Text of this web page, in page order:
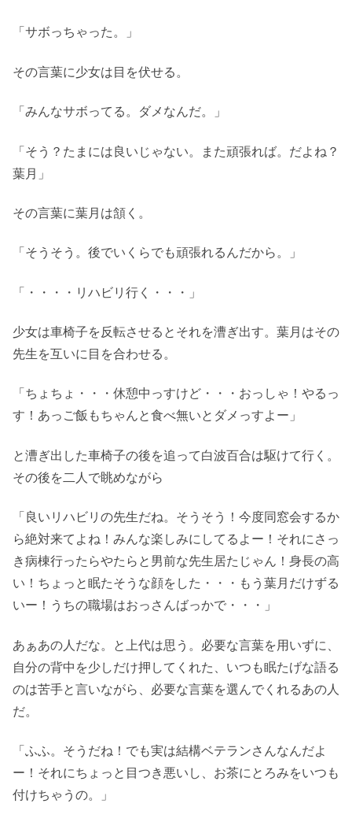
「サボっちゃった。」
その言葉に少女は目を伏せる。
「みんなサボってる。ダメなんだ。」
「そう？たまには良いじゃない。また頑張れば。だよね？
葉月」
その言葉に葉月は頷く。
「そうそう。後でいくらでも頑張れるんだから。」
「・・・・リハビリ行く・・・」
少女は車椅子を反転させるとそれを漕ぎ出す。葉月はその
先生を互いに目を合わせる。
「ちょちょ・・・休憩中っすけど・・・おっしゃ！やるっ
す！あっご飯もちゃんと食べ無いとダメっすよー」
と漕ぎ出した車椅子の後を追って白波百合は駆けて行く。
その後を二人で眺めながら
「良いリハビリの先生だね。そうそう！今度同窓会するか
ら絶対来てよね！みんな楽しみにしてるよー！それにさっ
き病棟行ったらやたらと男前な先生居たじゃん！身長の高
い！ちょっと眠たそうな顔をした・・・もう葉月だけずる
いー！うちの職場はおっさんばっかで・・・」
あぁあの人だな。と上代は思う。必要な言葉を用いずに、
自分の背中を少しだけ押してくれた、いつも眠たげな語る
のは苦手と言いながら、必要な言葉を選んでくれるあの人
だ。
「ふふ。そうだね！でも実は結構ベテランさんなんだよ
ー！それにちょっと目つき悪いし、お茶にとろみをいつも
付けちゃうの。」